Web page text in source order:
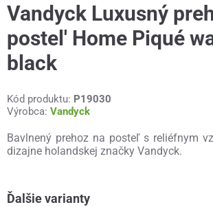
Vandyck Luxusný
postel' Home Piqué
black
Kód produktu: P19030
Výrobca: Vandyck
Bavlnený prehoz na posteľ s reliéfnym
dizajne holandskej značky Vandyck.
Ďalšie varianty